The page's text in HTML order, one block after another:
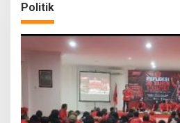
Politik